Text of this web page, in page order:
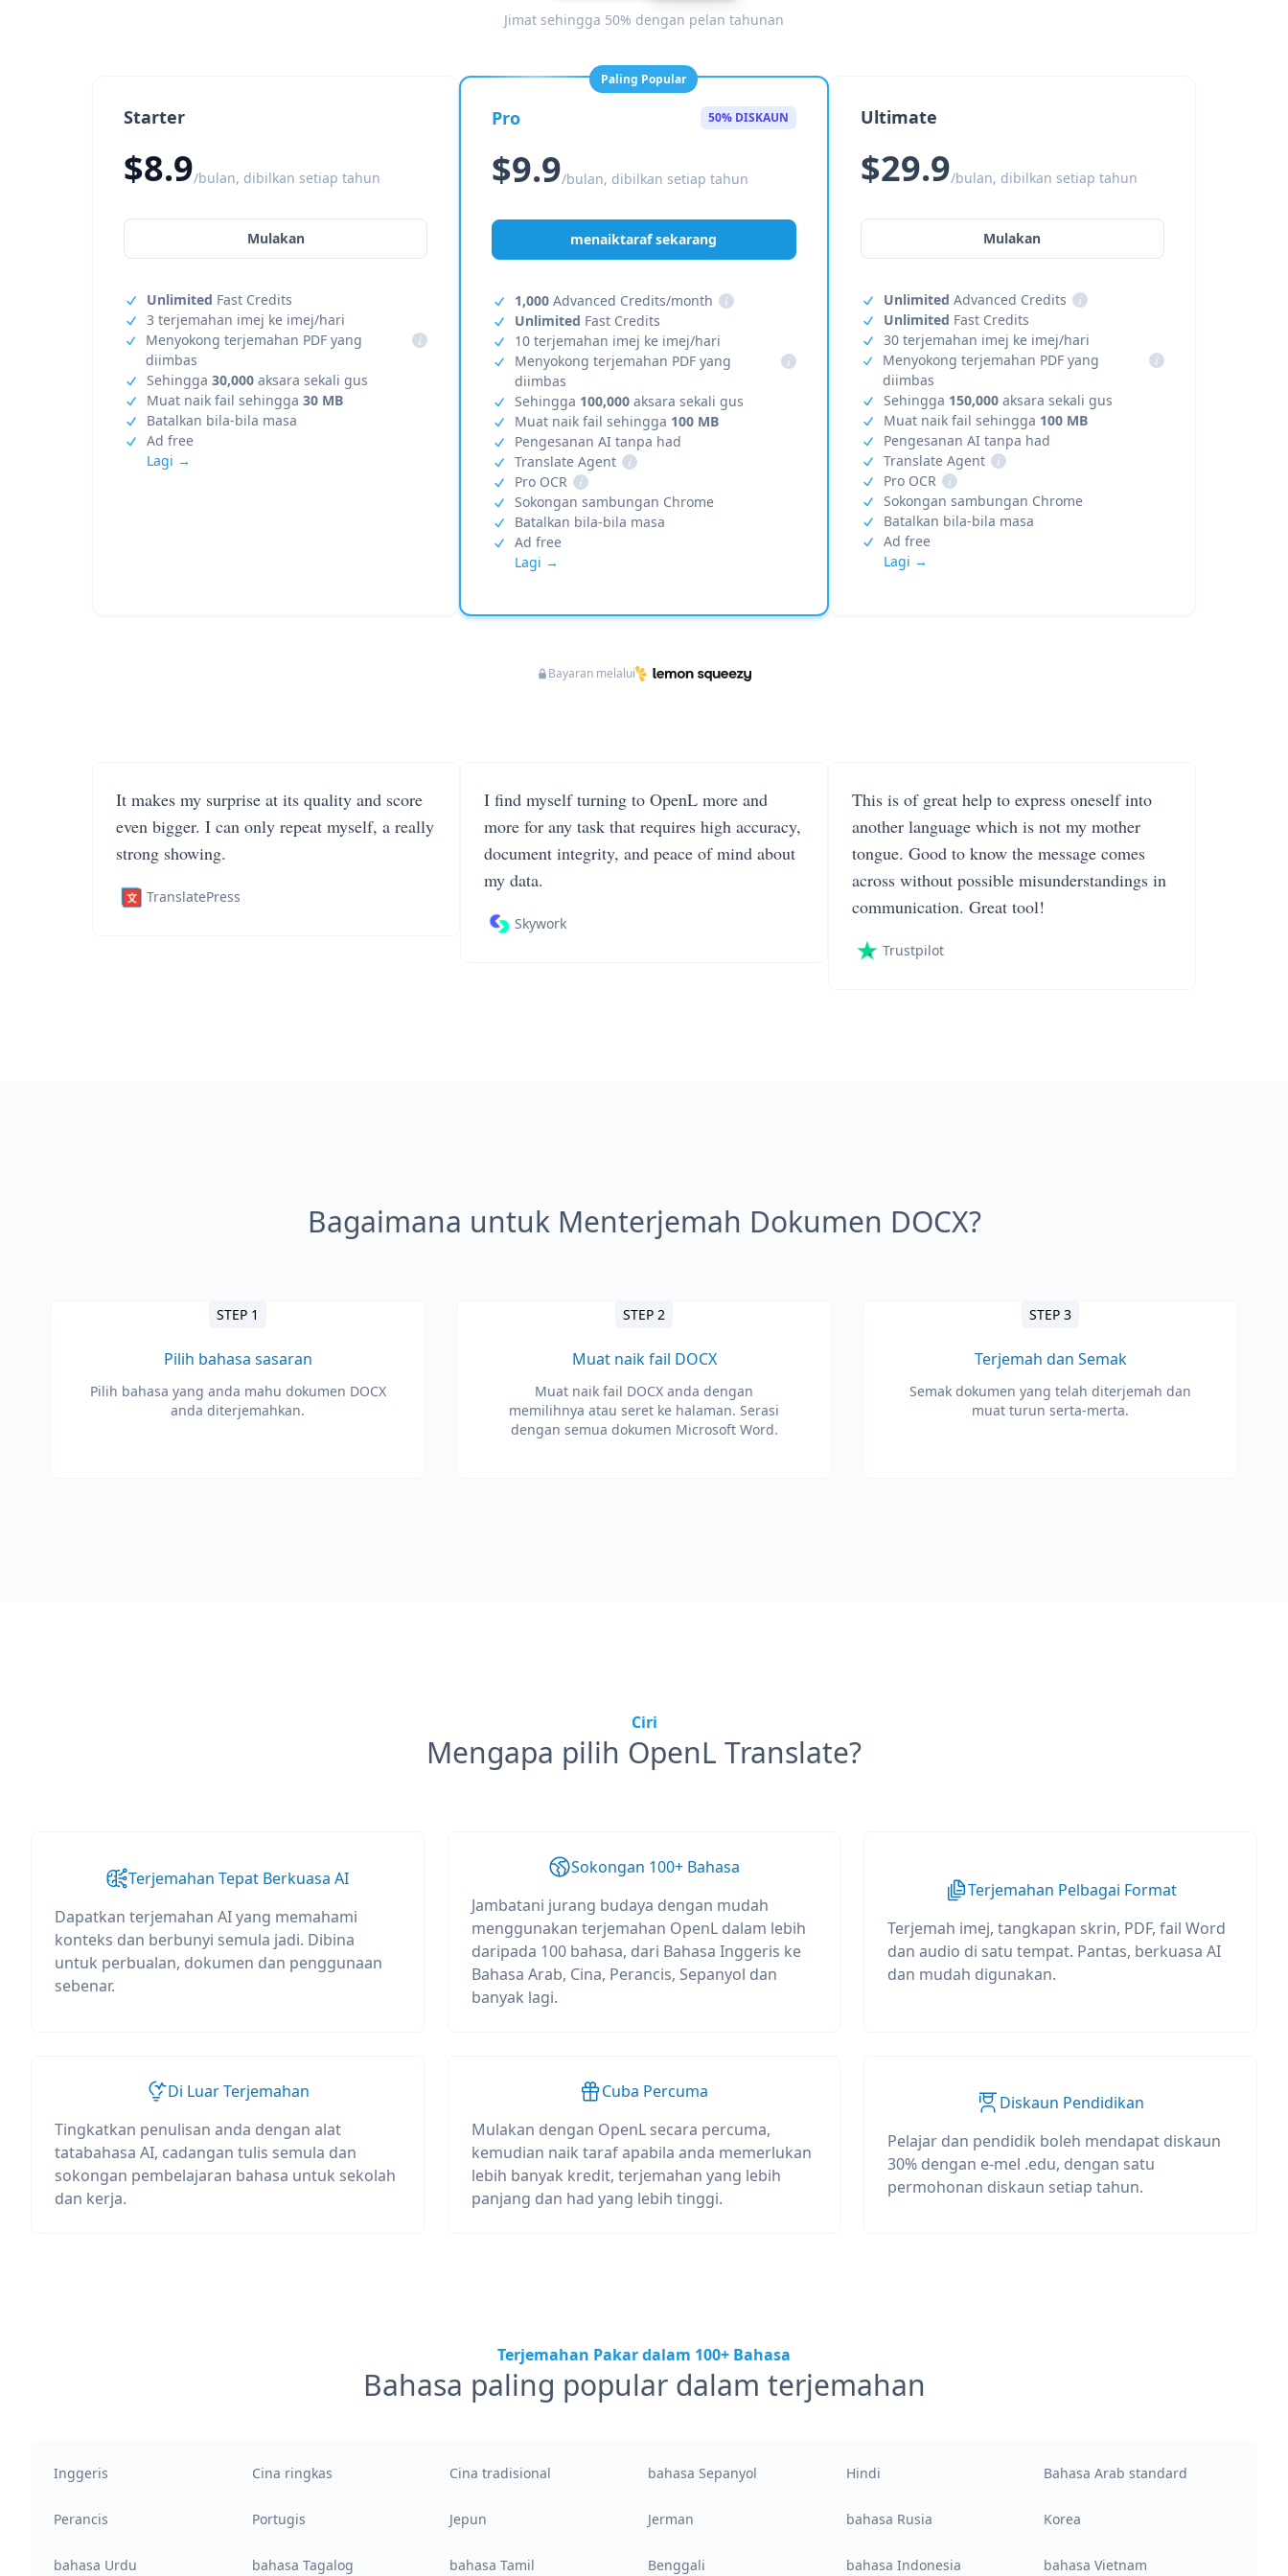
Jimat sehingga 50% dengan pelan tahunan
Starter
$8.9/bulan, dibilkan setiap tahun
Mulakan
Unlimited Fast Credits
3 terjemahan imej ke imej/hari
Menyokong terjemahan PDF yang
diimbas
i
Sehingga 30,000 aksara sekali gus
Muat naik fail sehingga 30 MB
Batalkan bila-bila masa
Ad free
Lagi →
Paling Popular
Pro 50% DISKAUN
$9.9/bulan, dibilkan setiap tahun
menaiktaraf sekarang
1,000 Advanced Credits/month
i
Unlimited Fast Credits
10 terjemahan imej ke imej/hari
Menyokong terjemahan PDF yang
diimbas
i
Sehingga 100,000 aksara sekali gus
Muat naik fail sehingga 100 MB
Pengesanan AI tanpa had
Translate Agent
i
Pro OCR
i
Sokongan sambungan Chrome
Batalkan bila-bila masa
Ad free
Lagi →
Ultimate
$29.9/bulan, dibilkan setiap tahun
Mulakan
Unlimited Advanced Credits
i
Unlimited Fast Credits
30 terjemahan imej ke imej/hari
Menyokong terjemahan PDF yang
diimbas
i
Sehingga 150,000aksara sekali gus
Muat naik fail sehingga 100 MB
Pengesanan AI tanpa had
Translate Agent
i
Pro OCR
i
Sokongan sambungan Chrome
Batalkan bila-bila masa
Ad free
Lagi →
Bayaran melalui
It makes my surprise at its quality and score
even bigger. I can only repeat myself, a really
strong showing.
TranslatePress
I find myself turning to OpenL more and
more for any task that requires high accuracy,
document integrity, and peace of mind about
my data.
Skywork
This is of great help to express oneself into
another language which is not my mother
tongue. Good to know the message comes
across without possible misunderstandings in
communication. Great tool!
Trustpilot
Bagaimana untuk Menterjemah Dokumen DOCX?
STEP 1
Pilih bahasa sasaran
Pilih bahasa yang anda mahu dokumen DOCX
anda diterjemahkan.
STEP 2
Muat naik fail DOCX
Muat naik fail DOCX anda dengan
memilihnya atau seret ke halaman. Serasi
dengan semua dokumen Microsoft Word.
STEP 3
Terjemah dan Semak
Semak dokumen yang telah diterjemah dan
muat turun serta-merta.
Ciri
Mengapa pilih OpenL Translate?
Terjemahan Tepat Berkuasa AI
Dapatkan terjemahan AI yang memahami
konteks dan berbunyi semula jadi. Dibina
untuk perbualan, dokumen dan penggunaan
sebenar.
Sokongan 100+ Bahasa
Jambatani jurang budaya dengan mudah
menggunakan terjemahan OpenL dalam lebih
daripada 100 bahasa, dari Bahasa Inggeris ke
Bahasa Arab, Cina, Perancis, Sepanyol dan
banyak lagi.
Terjemahan Pelbagai Format
Terjemah imej, tangkapan skrin, PDF, fail Word
dan audio di satu tempat. Pantas, berkuasa AI
dan mudah digunakan.
Di Luar Terjemahan
Tingkatkan penulisan anda dengan alat
tatabahasa AI, cadangan tulis semula dan
sokongan pembelajaran bahasa untuk sekolah
dan kerja.
Cuba Percuma
Mulakan dengan OpenL secara percuma,
kemudian naik taraf apabila anda memerlukan
lebih banyak kredit, terjemahan yang lebih
panjang dan had yang lebih tinggi.
Diskaun Pendidikan
Pelajar dan pendidik boleh mendapat diskaun
30% dengan e-mel .edu, dengan satu
permohonan diskaun setiap tahun.
Terjemahan Pakar dalam 100+ Bahasa
Bahasa paling popular dalam terjemahan
Inggeris Cina ringkas Cina tradisional bahasa Sepanyol Hindi Bahasa Arab standard
Perancis Portugis Jepun Jerman bahasa Rusia Korea
bahasa Urdu bahasa Tagalog bahasa Tamil Benggali bahasa Indonesia bahasa Vietnam